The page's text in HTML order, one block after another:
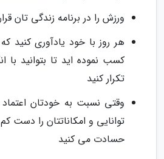
ورزش را در برنامه زندگی تان
هر روز با خود یادآوری کنید
کسب نموده اید تا بتوانید با
تکرار کنید
وقتی نسبت به خودتان
توانایی و امکاناتتان را دست
حسادت می کنید